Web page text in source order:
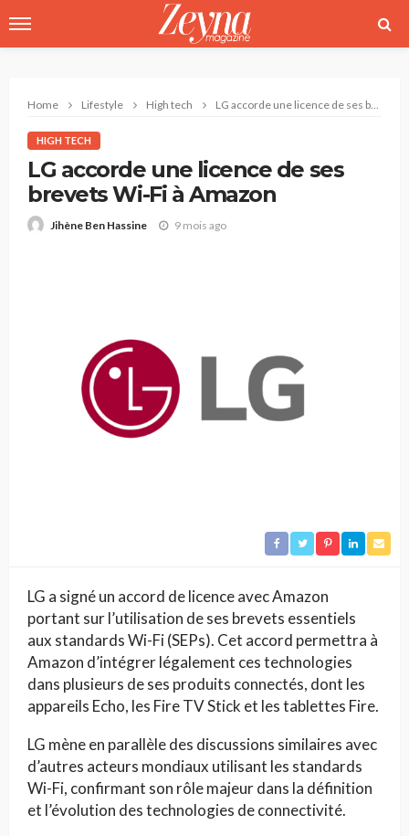
Home Lifestyle High tech LG accorde une licence de ses brevets Wi-Fi à Amazon
HIGH TECH
LG accorde une licence de ses
brevets Wi-Fi à Amazon
Jihène Ben Hassine 9 mois ago
LG a signé un accord de licence avec Amazon
portant sur l’utilisation de ses brevets essentiels
aux standards Wi-Fi (SEPs). Cet accord permettra à
Amazon d’intégrer légalement ces technologies
dans plusieurs de ses produits connectés, dont les
appareils Echo, les Fire TV Stick et les tablettes Fire.
LG mène en parallèle des discussions similaires avec
d’autres acteurs mondiaux utilisant les standards
Wi-Fi, confirmant son rôle majeur dans la définition
et l’évolution des technologies de connectivité.